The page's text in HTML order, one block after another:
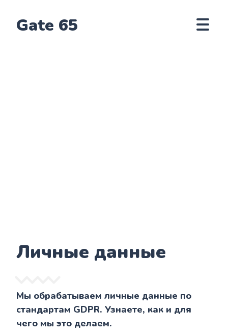
Gate 65
Личные данные
Мы обрабатываем личные данные по
стандартам GDPR. Узнаете, как и для
чего мы это делаем.